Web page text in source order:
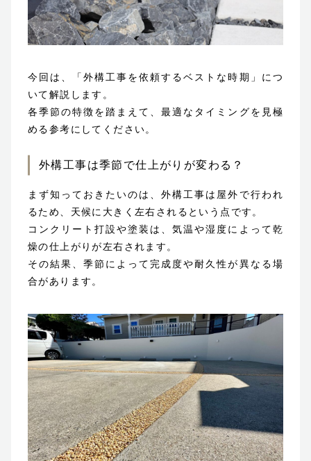
今回は、「外構工事を依頼するベストな時期」につ
いて解説します。
各季節の特徴を踏まえて、最適なタイミングを見極
める参考にしてください。
外構工事は季節で仕上がりが変わる？
まず知っておきたいのは、外構工事は屋外で行われ
るため、天候に大きく左右されるという点です。
コンクリート打設や塗装は、気温や湿度によって乾
燥の仕上がりが左右されます。
その結果、季節によって完成度や耐久性が異なる場
合があります。